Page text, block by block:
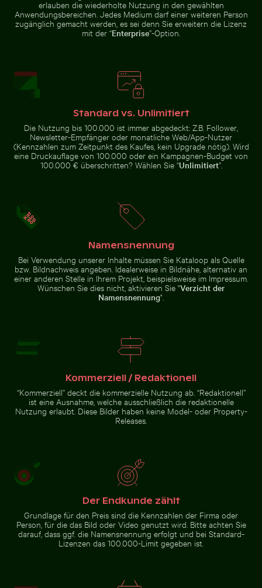
Malerische Ansicht der
Kalksteinformationen im El
Majestätische Felsformationen
des Elbsandsteingebirges in der
Gefrorener Ast mit kunstvollen Eisformationen
Buntes karibisches
mit festlichen Dekorationen
Frische Tomaten tauchen ins Wasser
Sonnenuntergang
an der Ponte 25
CN Tower und Skyline von Toronto vom Ontariosee
Toronto vom Ontariosee
Zur Stock-Kollektion
erlauben die wiederholte Nutzung in den gewählten
Anwendungsbereichen. Jedes Medium darf einer weiteren Person
zugänglich gemacht werden, es sei denn Sie erweitern die Lizenz
mit der “Enterprise”-Option.
Standard vs. Unlimitiert
Die Nutzung bis 100.000 ist immer abgedeckt: Z.B. Follower,
Newsletter-Empfänger oder monatliche Web/App-Nutzer
(Kennzahlen zum Zeitpunkt des Kaufes, kein Upgrade nötig). Wird
eine Druckauflage von 100.000 oder ein Kampagnen-Budget von
100.000 € überschritten? Wählen Sie “Unlimitiert”.
Namensnennung
Bei Verwendung unserer Inhalte müssen Sie Kataloop als Quelle
bzw. Bildnachweis angeben. Idealerweise in Bildnähe, alternativ an
einer anderen Stelle in Ihrem Projekt, beispielsweise im Impressum.
Wünschen Sie dies nicht, aktivieren Sie "Verzicht der
Namensnennung".
Kommerziell / Redaktionell
“Kommerziell” deckt die kommerzielle Nutzung ab. “Redaktionell”
ist eine Ausnahme, welche ausschließlich die redaktionelle
Nutzung erlaubt. Diese Bilder haben keine Model- oder Property-
Releases.
Der Endkunde zählt
Grundlage für den Preis sind die Kennzahlen der Firma oder
Person, für die das Bild oder Video genutzt wird. Bitte achten Sie
darauf, dass ggf. die Namensnennung erfolgt und bei Standard-
Lizenzen das 100.000-Limit gegeben ist.